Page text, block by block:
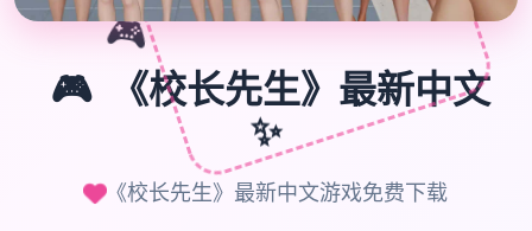
🎮
🎮
《校长先生》最新中文
✨
《校长先生》最新中文游戏免费下载